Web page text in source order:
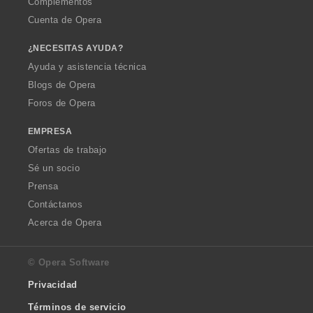
Cuenta de Opera
¿NECESITAS AYUDA?
Ayuda y asistencia técnica
Blogs de Opera
Foros de Opera
EMPRESA
Ofertas de trabajo
Sé un socio
Prensa
Contáctanos
Acerca de Opera
© Opera Software
Privacidad
Términos de servicio